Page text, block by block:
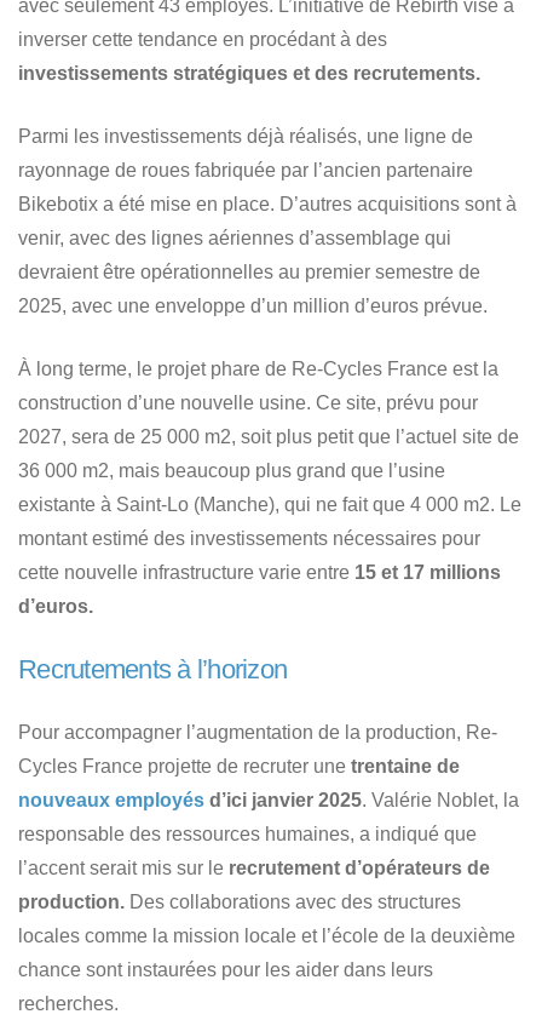
avec seulement 43 employés. L’initiative de Rebirth vise à
inverser cette tendance en procédant à des
investissements stratégiques et des recrutements.
Parmi les investissements déjà réalisés, une ligne de
rayonnage de roues fabriquée par l’ancien partenaire
Bikebotix a été mise en place. D’autres acquisitions sont à
venir, avec des lignes aériennes d’assemblage qui
devraient être opérationnelles au premier semestre de
2025, avec une enveloppe d’un million d’euros prévue.
À long terme, le projet phare de Re-Cycles France est la
construction d’une nouvelle usine. Ce site, prévu pour
2027, sera de 25 000 m2, soit plus petit que l’actuel site de
36 000 m2, mais beaucoup plus grand que l’usine
existante à Saint-Lo (Manche), qui ne fait que 4 000 m2. Le
montant estimé des investissements nécessaires pour
cette nouvelle infrastructure varie entre 15 et 17 millions
d’euros.
Recrutements à l’horizon
Pour accompagner l’augmentation de la production, Re-
Cycles France projette de recruter une trentaine de
nouveaux employés d’ici janvier 2025. Valérie Noblet, la
responsable des ressources humaines, a indiqué que
l’accent serait mis sur le recrutement d’opérateurs de
production. Des collaborations avec des structures
locales comme la mission locale et l’école de la deuxième
chance sont instaurées pour les aider dans leurs
recherches.